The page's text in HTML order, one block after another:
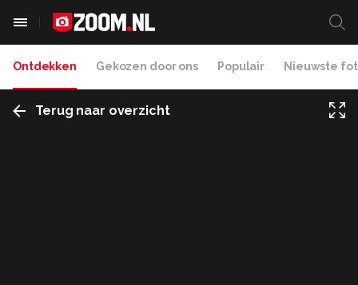
Ontdekken Gekozen door ons Populair Nieuwste
Terug naar overzicht